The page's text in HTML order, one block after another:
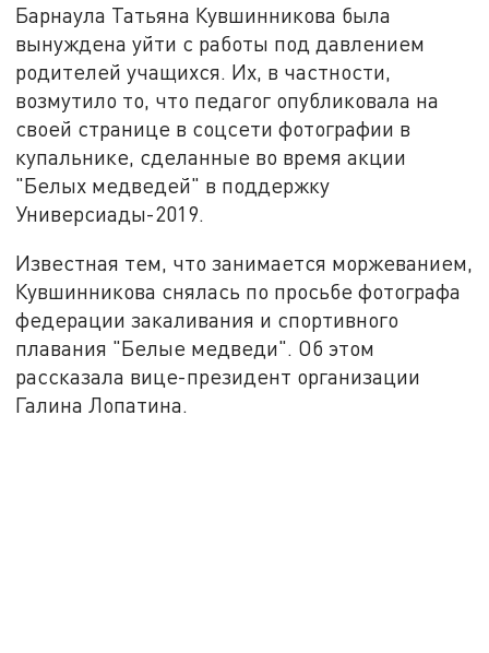
Барнаула Татьяна Кувшинникова была
вынуждена уйти с работы под давлением
родителей учащихся. Их, в частности,
возмутило то, что педагог опубликовала на
своей странице в соцсети фотографии в
купальнике, сделанные во время акции
"Белых медведей" в поддержку
Универсиады-2019.
Известная тем, что занимается моржеванием,
Кувшинникова снялась по просьбе фотографа
федерации закаливания и спортивного
плавания "Белые медведи". Об этом
рассказала вице-президент организации
Галина Лопатина.